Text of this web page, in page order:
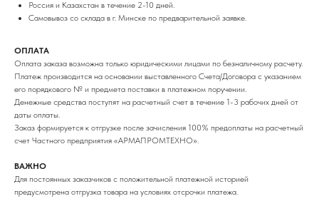
Россия и Казахстан в течение 2-10 дней.
Самовывоз со склада в г. Минске по предварительной заявке.
ОПЛАТА
Оплата заказа возможна только юридическими лицами по безналичному расчету.
Платеж производится на основании выставленного Счета/Договора с указанием
его порядкового № и предмета поставки в платежном поручении.
Денежные средства поступят на расчетный счет в течение 1-3 рабочих дней от
даты оплаты.
Заказ формируется к отгрузке после зачисления 100% предоплаты на расчетный
счет Частного предприятия «АРМАПРОМТЕХНО».
ВАЖНО
Для постоянных заказчиков с положительной платежной историей
предусмотрена отгрузка товара на условиях отсрочки платежа.